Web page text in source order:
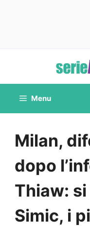
contenuto
Menu
Milan,
dopo
Thiaw:
Simic, i